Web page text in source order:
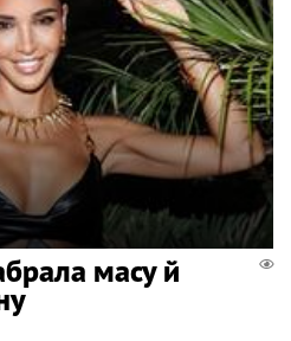
масу й